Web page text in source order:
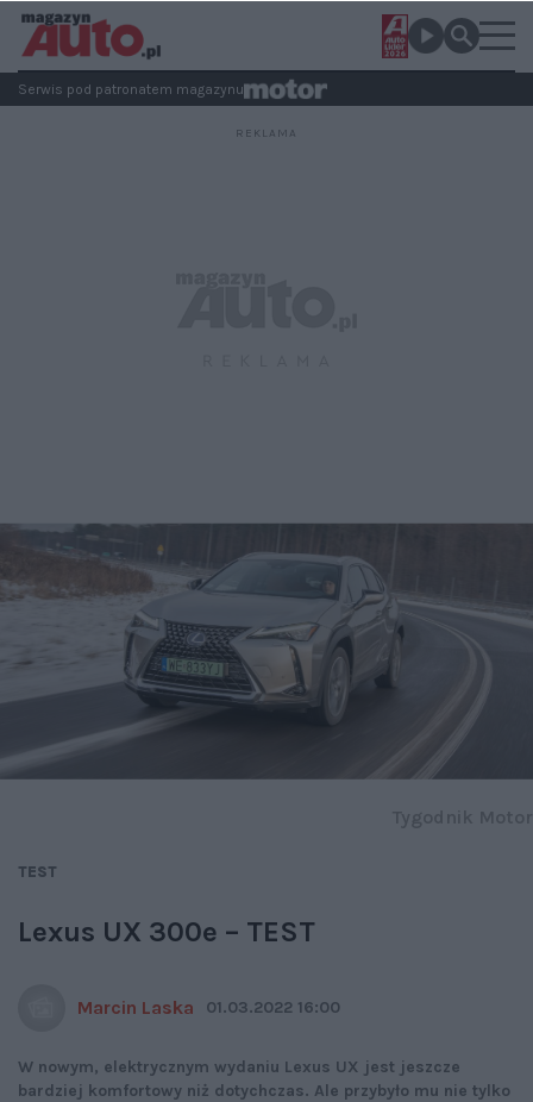
Serwis pod patronatem magazynu
TEST
Lexus UX 300e – TEST
Marcin Laska 01.03.2022 16:00
W nowym, elektrycznym wydaniu Lexus UX jest jeszcze
bardziej komfortowy niż dotychczas. Ale przybyło mu nie tylko